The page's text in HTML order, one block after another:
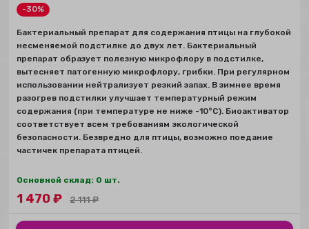
-30%
Бактериальный препарат для содержания птицы на глубокой
несменяемой подстилке до двух лет. Бактериальный
препарат образует полезную микрофлору в подстилке,
вытесняет патогенную микрофлору, грибки. При регулярном
использовании нейтрализует резкий запах. В зимнее время
разогрев подстилки улучшает температурный режим
содержания (при температуре не ниже -10°C). Биоактиватор
соответствует всем требованиям экологической
безопасности. Безвредно для птицы, возможно поедание
частичек препарата птицей.
Основной склад: 0 шт.
1 470₽ 2 111₽